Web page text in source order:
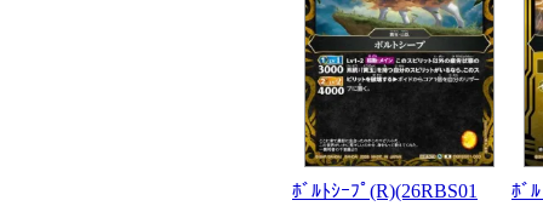
ﾎﾞﾙﾄｼｰﾌﾟ(R)(26RBS01
ﾎﾞ